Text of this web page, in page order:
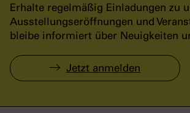
Erhalte regelmäßig Einladungen zu
Ausstellungseröffnungen und
bleibe informiert über Neuigkeiten
Jetzt anmelden